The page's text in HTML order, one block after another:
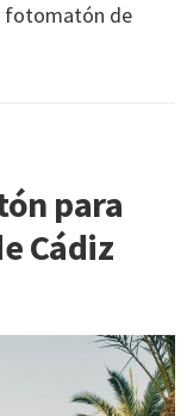
fotomatón de
para
Cádiz